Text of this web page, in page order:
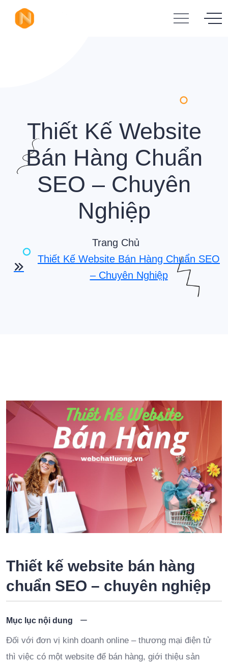
Thiết Kế Website
Bán Hàng Chuẩn
SEO – Chuyên
Nghiệp
Trang Chủ
Thiết Kế Website Bán Hàng Chuẩn SEO
– Chuyên Nghiệp
Thiết kế website bán hàng
chuẩn SEO – chuyên nghiệp
Mục lục nội dung
Đối với đơn vị kinh doanh online – thương mại điện tử
thì việc có một website để bán hàng, giới thiệu sản